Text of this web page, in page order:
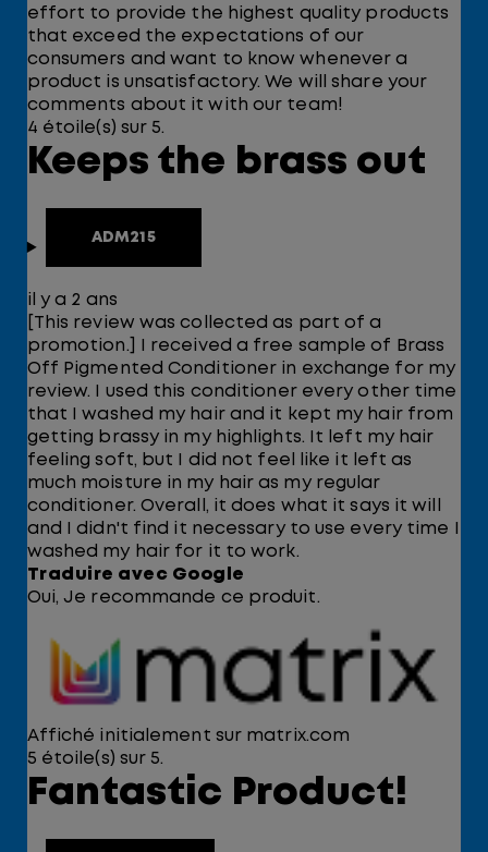
effort to provide the highest quality products
that exceed the expectations of our
consumers and want to know whenever a
product is unsatisfactory. We will share your
comments about it with our team!
4 étoile(s) sur 5.
Keeps the brass out
ADM215
il y a 2 ans
[This review was collected as part of a
promotion.] I received a free sample of Brass
Off Pigmented Conditioner in exchange for my
review. I used this conditioner every other time
that I washed my hair and it kept my hair from
getting brassy in my highlights. It left my hair
feeling soft, but I did not feel like it left as
much moisture in my hair as my regular
conditioner. Overall, it does what it says it will
and I didn't find it necessary to use every time I
washed my hair for it to work.
Traduire avec Google
Oui, Je recommande ce produit.
Affiché initialement sur matrix.com
5 étoile(s) sur 5.
Fantastic Product!